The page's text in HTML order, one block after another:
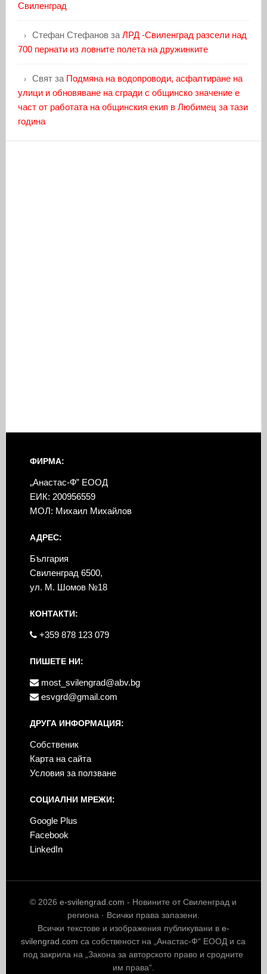
Свиленград
Стефан Стефановза ЛРД -Свиленград разсели над
700 пернати из ловните полета на дружинките
Святза Подмяна на водопроводи, асфалтиране на
улици и обновяване на сгради с общинско значение е
част от работата на общинския екип в Любимец за тази
година
ФИРМА:
„Анастас-Ф” ЕООД
ЕИК: 200956559
МОЛ: Михаил Михайлов
АДРЕС:
България
Свиленград 6500,
ул. М. Шомов №18
КОНТАКТИ:
+359 878 123 079
ПИШЕТЕ НИ:
most_svilengrad@abv.bg
esvgrd@gmail.com
ДРУГА ИНФОРМАЦИЯ:
Собственик
Карта на сайта
Условия за ползване
СОЦИАЛНИ МРЕЖИ:
Google Plus
Facebook
LinkedIn
© 2026e-svilengrad.com - Новините от Свиленград и
региона · Всички права запазени.
Всички текстове и изображения публикувани в e-
svilengrad.com са собственост на „Анастас-Ф“ ЕООД и са
под закрила на „Закона за авторското право и сродните
им права“.